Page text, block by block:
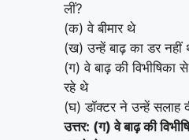
लीं?
(क) वे बीमार थे
(ख) उन्हें बाढ़ का डर नहीं
(ग) वे बाढ़ की विभीषिका
रहे थे
(घ) डॉक्टर ने उन्हें सलाह
उत्तर: (ग) वे बाढ़ की